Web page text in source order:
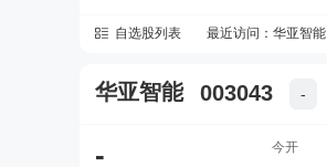
自选股列表 最近访问： 华亚智能
华亚智能 003043 -
- 今开